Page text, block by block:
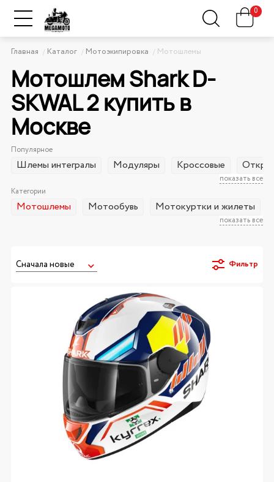
0
Главная Каталог Мотоэкипировка Мотошлемы
Мотошлем Shark D-
SKWAL 2 купить в
Москве
Популярное
показать все
Шлемы интегралы Модуляры Кроссовые
Категории
показать все
Мотошлемы Мотообувь Мотокуртки и жилеты
Фильтр